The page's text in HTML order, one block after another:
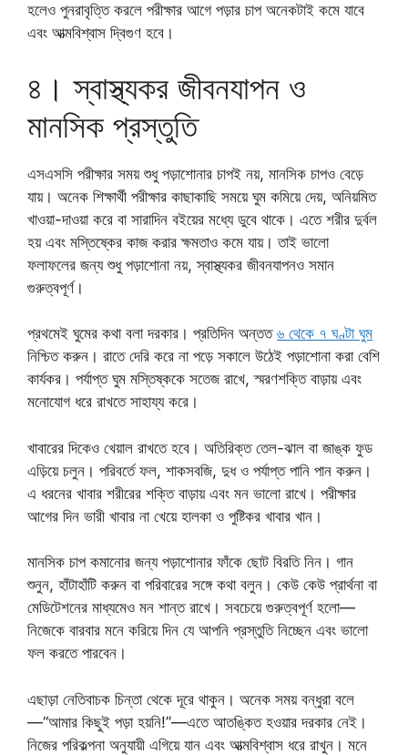
হলেও পুনরাবৃত্তি করলে পরীক্ষার আগে পড়ার চাপ অনেকটাই কমে যাবে
এবং আত্মবিশ্বাস দ্বিগুণ হবে।
৪। স্বাস্থ্যকর জীবনযাপন ও
মানসিক প্রস্তুতি
এসএসসি পরীক্ষার সময় শুধু পড়াশোনার চাপই নয়, মানসিক চাপও বেড়ে
যায়। অনেক শিক্ষার্থী পরীক্ষার কাছাকাছি সময়ে ঘুম কমিয়ে দেয়, অনিয়মিত
খাওয়া-দাওয়া করে বা সারাদিন বইয়ের মধ্যে ডুবে থাকে। এতে শরীর দুর্বল
হয় এবং মস্তিষ্কের কাজ করার ক্ষমতাও কমে যায়। তাই ভালো
ফলাফলের জন্য শুধু পড়াশোনা নয়, স্বাস্থ্যকর জীবনযাপনও সমান
গুরুত্বপূর্ণ।
প্রথমেই ঘুমের কথা বলা দরকার। প্রতিদিন অন্তত ৬ থেকে ৭ ঘণ্টা ঘুম
নিশ্চিত করুন। রাতে দেরি করে না পড়ে সকালে উঠেই পড়াশোনা করা বেশি
কার্যকর। পর্যাপ্ত ঘুম মস্তিষ্ককে সতেজ রাখে, স্মরণশক্তি বাড়ায় এবং
মনোযোগ ধরে রাখতে সাহায্য করে।
খাবারের দিকেও খেয়াল রাখতে হবে। অতিরিক্ত তেল-ঝাল বা জাঙ্ক ফুড
এড়িয়ে চলুন। পরিবর্তে ফল, শাকসবজি, দুধ ও পর্যাপ্ত পানি পান করুন।
এ ধরনের খাবার শরীরের শক্তি বাড়ায় এবং মন ভালো রাখে। পরীক্ষার
আগের দিন ভারী খাবার না খেয়ে হালকা ও পুষ্টিকর খাবার খান।
মানসিক চাপ কমানোর জন্য পড়াশোনার ফাঁকে ছোট বিরতি নিন। গান
শুনুন, হাঁটাহাঁটি করুন বা পরিবারের সঙ্গে কথা বলুন। কেউ কেউ প্রার্থনা বা
মেডিটেশনের মাধ্যমেও মন শান্ত রাখে। সবচেয়ে গুরুত্বপূর্ণ হলো—
নিজেকে বারবার মনে করিয়ে দিন যে আপনি প্রস্তুতি নিচ্ছেন এবং ভালো
ফল করতে পারবেন।
এছাড়া নেতিবাচক চিন্তা থেকে দূরে থাকুন। অনেক সময় বন্ধুরা বলে
—“আমার কিছুই পড়া হয়নি!”—এতে আতঙ্কিত হওয়ার দরকার নেই।
নিজের পরিকল্পনা অনুযায়ী এগিয়ে যান এবং আত্মবিশ্বাস ধরে রাখুন। মনে